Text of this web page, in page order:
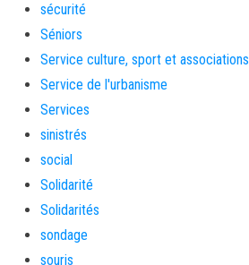
sécurité
Séniors
Service culture, sport et associations
Service de l'urbanisme
Services
sinistrés
social
Solidarité
Solidarités
sondage
souris